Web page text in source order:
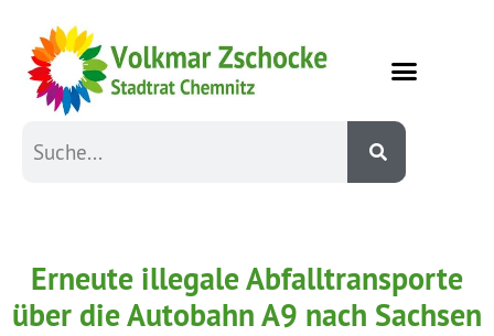
Erneute illegale Abfalltransporte
über die Autobahn A9 nach Sachsen